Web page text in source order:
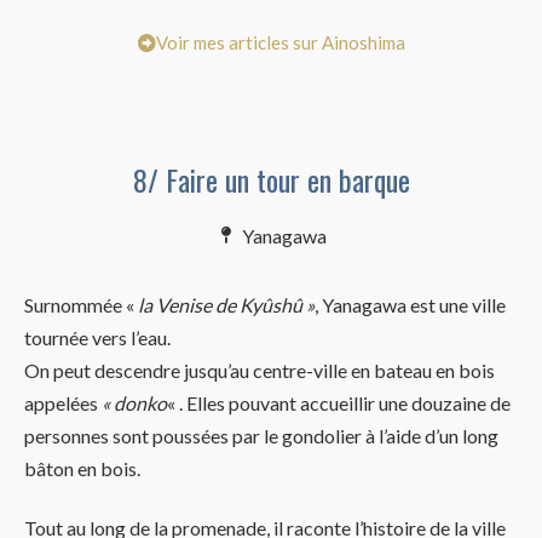
Voir mes articles sur Ainoshima
8/ Faire un tour en barque
Yanagawa
Surnommée « la Venise de Kyûshû », Yanagawa est une ville
tournée vers l’eau.
On peut descendre jusqu’au centre-ville en bateau en bois
appelées « donko« . Elles pouvant accueillir une douzaine de
personnes sont poussées par le gondolier à l’aide d’un long
bâton en bois.
Tout au long de la promenade, il raconte l’histoire de la ville